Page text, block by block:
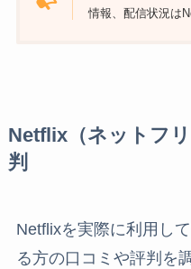
情報、配信状況は
Netflix（ネットフ
判
Netflixを実際に利用し
る方の口コミや評判を